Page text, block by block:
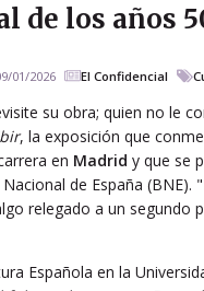
de los años
01/2026 El Confidencial
su obra; quien no le
, la exposición que
en Madrid y que se
de España
relegado a un segundo
Española en la